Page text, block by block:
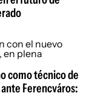
como técnico de
Ferencváros: